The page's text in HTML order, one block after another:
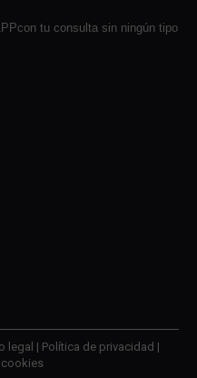
tu consulta sin ningún tipo
legal | Política de privacidad |
cookies